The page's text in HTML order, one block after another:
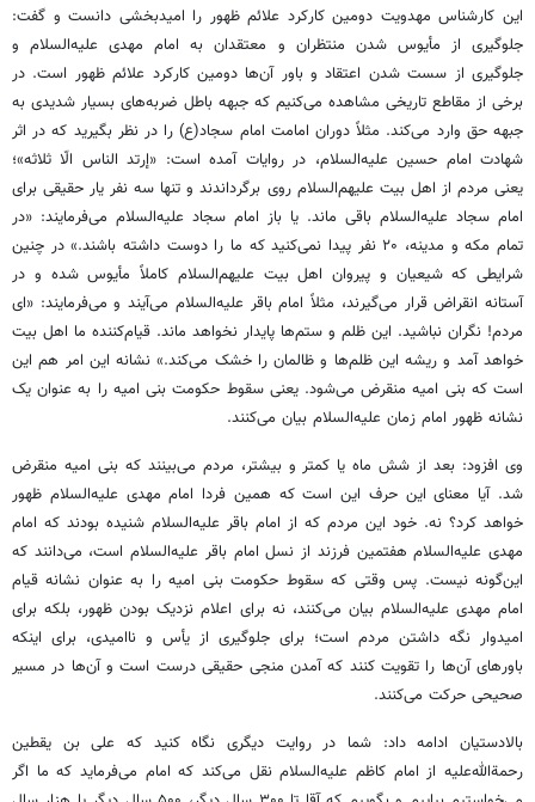
این کارشناس مهدویت دومین کارکرد علائم ظهور را امیدبخشی دانست و گفت:
جلوگیری از مأیوس شدن منتظران و معتقدان به امام مهدی علیه‌السلام و
جلوگیری از سست شدن اعتقاد و باور آن‌ها دومین کارکرد علائم ظهور است. در
برخی از مقاطع تاریخی مشاهده می‌کنیم که جبهه باطل ضربه‌های بسیار شدیدی به
جبهه حق وارد می‌کند. مثلاً دوران امامت امام سجاد(ع) را در نظر بگیرید که در اثر
شهادت امام حسین علیه‌السلام، در روایات آمده است: «إرتد الناس الّا ثلاثه»؛
یعنی مردم از اهل بیت علیهم‌السلام روی برگرداندند و تنها سه نفر یار حقیقی برای
امام سجاد علیه‌السلام باقی ماند. یا باز امام سجاد علیه‌السلام می‌فرمایند: «در
تمام مکه و مدینه، ۲۰ نفر پیدا نمی‌کنید که ما را دوست داشته باشند.» در چنین
شرایطی که شیعیان و پیروان اهل بیت علیهم‌السلام کاملاً مأیوس شده و در
آستانه انقراض قرار می‌گیرند، مثلاً امام باقر علیه‌السلام می‌آیند و می‌فرمایند: «ای
مردم! نگران نباشید. این ظلم و ستم‌ها پایدار نخواهد ماند. قیام‌کننده ما اهل بیت
خواهد آمد و ریشه این ظلم‌ها و ظالمان را خشک می‌کند.» نشانه این امر هم این
است که بنی امیه منقرض می‌شود. یعنی سقوط حکومت بنی امیه را به عنوان یک
نشانه ظهور امام زمان علیه‌السلام بیان می‌کنند.
وی افزود: بعد از شش ماه یا کمتر و بیشتر، مردم می‌بینند که بنی امیه منقرض
شد. آیا معنای این حرف این است که همین فردا امام مهدی علیه‌السلام ظهور
خواهد کرد؟ نه. خود این مردم که از امام باقر علیه‌السلام شنیده بودند که امام
مهدی علیه‌السلام هفتمین فرزند از نسل امام باقر علیه‌السلام است، می‌دانند که
این‌گونه نیست. پس وقتی که سقوط حکومت بنی امیه را به عنوان نشانه قیام
امام مهدی علیه‌السلام بیان می‌کنند، نه برای اعلام نزدیک بودن ظهور، بلکه برای
امیدوار نگه داشتن مردم است؛ برای جلوگیری از یأس و ناامیدی، برای اینکه
باورهای آن‌ها را تقویت کنند که آمدن منجی حقیقی درست است و آن‌ها در مسیر
صحیحی حرکت می‌کنند.
بالادستیان ادامه داد: شما در روایت دیگری نگاه کنید که علی بن یقطین
رحمةالله‌علیه از امام کاظم علیه‌السلام نقل می‌کند که امام می‌فرماید که ما اگر